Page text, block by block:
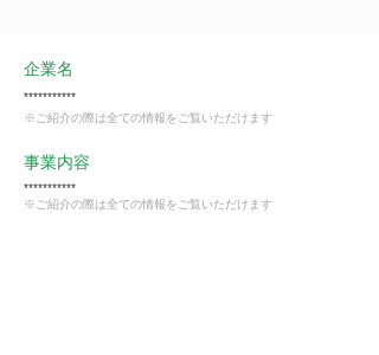
企業名
***********
※ご紹介の際は全ての情報をご覧いただけます
事業内容
***********
※ご紹介の際は全ての情報をご覧いただけます